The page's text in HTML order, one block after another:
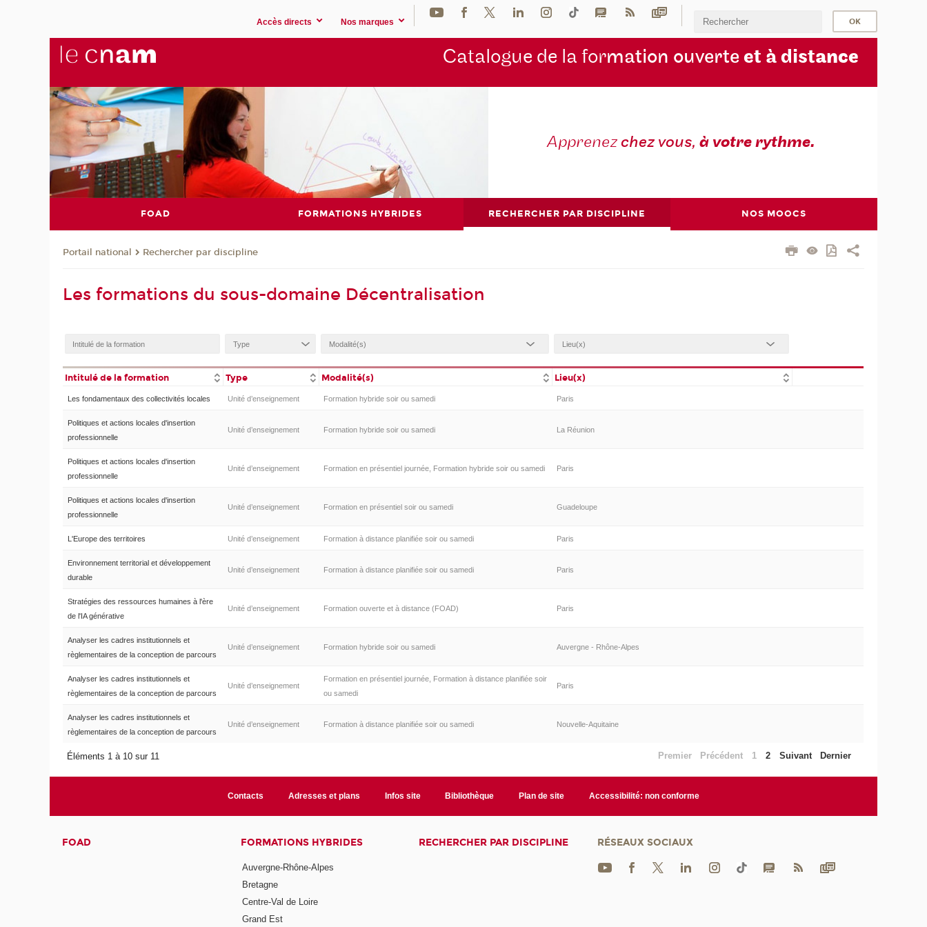
Accès directs Nos marques
Catalogue de la formation ouverte et à distance
Apprenezchez vous, à votre rythme.
FOAD FORMATIONS HYBRIDES RECHERCHER PAR DISCIPLINE NOS MOOCS
Portail national Rechercher par discipline
Les formations du sous-domaine Décentralisation
Intitulé de la formation Type Modalité(s) Lieu(x)
Les fondamentaux des collectivités locales Unité d’enseignement Formation hybride soir ou samedi Paris
Politiques et actions locales d'insertion
professionnelle
Unité d’enseignement Formation hybride soir ou samedi La Réunion
Politiques et actions locales d'insertion
professionnelle
Unité d’enseignement Formation en présentiel journée, Formation hybride soir ou samedi Paris
Politiques et actions locales d'insertion
professionnelle
Unité d’enseignement Formation en présentiel soir ou samedi Guadeloupe
L'Europe des territoires Unité d’enseignement Formation à distance planifiée soir ou samedi Paris
Environnement territorial et développement
durable
Unité d’enseignement Formation à distance planifiée soir ou samedi Paris
Stratégies des ressources humaines à l'ère
de l'IA générative
Unité d’enseignement Formation ouverte et à distance (FOAD) Paris
Analyser les cadres institutionnels et
règlementaires de la conception de parcours
Unité d’enseignement Formation hybride soir ou samedi Auvergne - Rhône-Alpes
Analyser les cadres institutionnels et
règlementaires de la conception de parcours
Unité d’enseignement
Formation en présentiel journée, Formation à distance planifiée soir
ou samedi
Paris
Analyser les cadres institutionnels et
règlementaires de la conception de parcours
Unité d’enseignement Formation à distance planifiée soir ou samedi Nouvelle-Aquitaine
Éléments 1 à 10 sur 11 Premier Précédent 1 2 Suivant Dernier
Contacts Adresses et plans Infos site Bibliothèque Plan de site Accessibilité: non conforme
FOAD FORMATIONS HYBRIDES
Auvergne-Rhône-Alpes
Bretagne
Centre-Val de Loire
Grand Est
RECHERCHER PAR DISCIPLINE RÉSEAUX SOCIAUX